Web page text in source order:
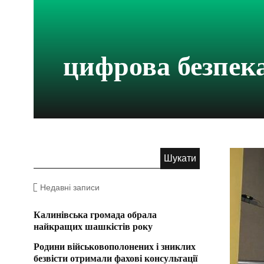
цифрова
Недавні записи
Калинівська громада обрала
найкращих шашкістів року
Родини військовополонених і зниклих
безвісти отримали фахові консультації